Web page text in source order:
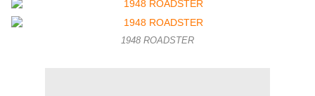
1948 ROADSTER